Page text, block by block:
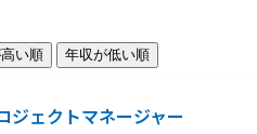
い順 年収が低い順
ジェクトマネージャー